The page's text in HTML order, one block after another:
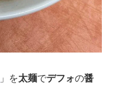
」を太麺でデフォの醤